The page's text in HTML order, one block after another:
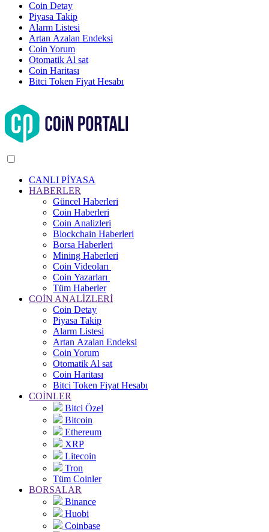
Coin Detay
Piyasa Takip
Alarm Listesi
Artan Azalan Endeksi
Coin Yorum
Otomatik Al sat
Coin Haritası
Bitci Token Fiyat Hesabı
CANLI PİYASA
HABERLER
Güncel Haberleri
Coin Haberleri
Coin Analizleri
Blockchain Haberleri
Borsa Haberleri
Mining Haberleri
Coin Videoları
Coin Yazarları
Tüm Haberler
COİN ANALİZLERİ
Coin Detay
Piyasa Takip
Alarm Listesi
Artan Azalan Endeksi
Coin Yorum
Otomatik Al sat
Coin Haritası
Bitci Token Fiyat Hesabı
COİNLER
Bitci Özel
Bitcoin
Ethereum
XRP
Litecoin
Tron
Tüm Coinler
BORSALAR
Binance
Huobi
Coinbase